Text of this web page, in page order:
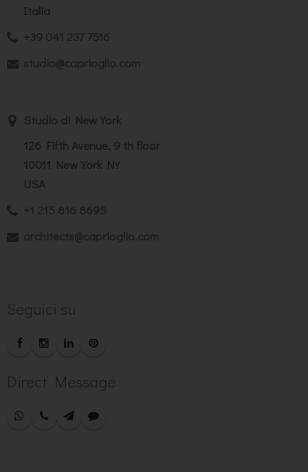
Italia
+39 041 237 7516
studio@caprioglio.com
Studio di New York
126 Fifth Avenue, 9 th floor
10011 New York NY
USA
+1 215 816 8695
architects@caprioglio.com
Seguici su
Direct Message